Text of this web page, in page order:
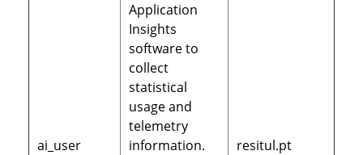
ai_user
Application
Insights
software to
collect
statistical
usage and
telemetry
information.
resitul.pt